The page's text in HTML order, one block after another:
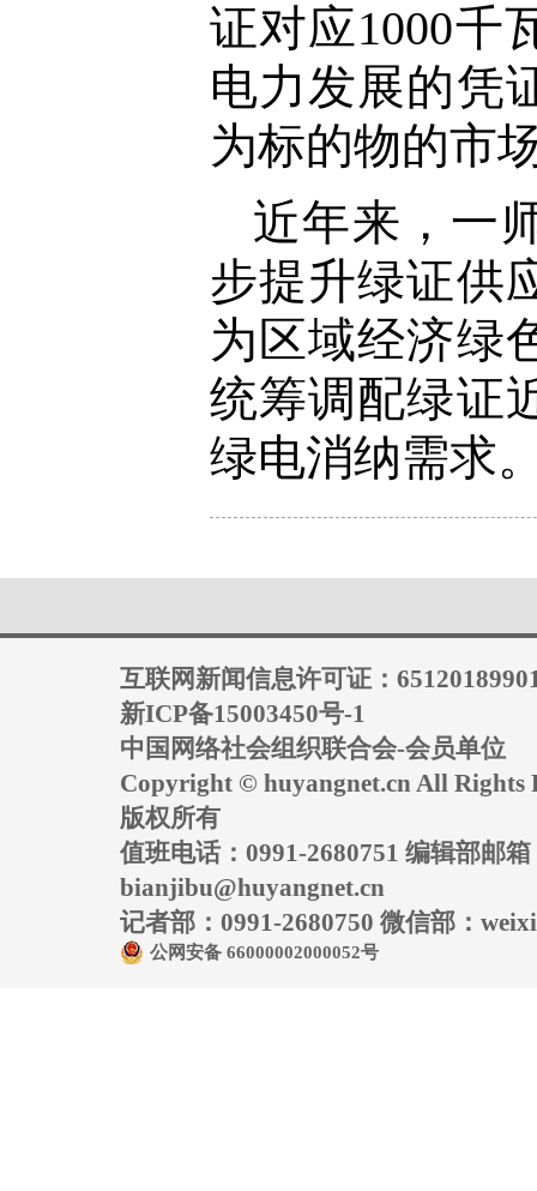
证对应1000千
电力发展的凭
为标的物的市
近年来，一
步提升绿证供
为区域经济绿
统筹调配绿证
绿电消纳需求
互联网新闻信息许可证：
新ICP备15003450号-1
中国网络社会组织联合会-会员单位
Copyright © huyangnet.cn All Rights
版权所有
值班电话：0991-2680751 编辑部邮箱
bianjibu@huyangnet.cn
记者部：0991-2680750 微信部：
公网安备 66000002000052号